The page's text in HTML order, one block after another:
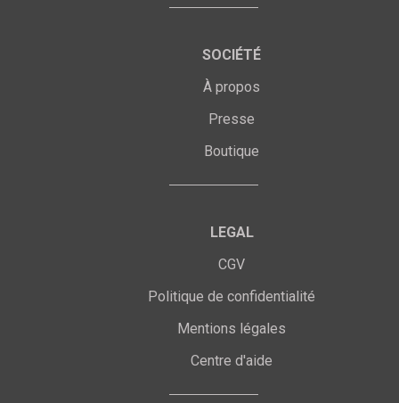
SOCIÉTÉ
À propos
Presse
Boutique
LEGAL
CGV
Politique de confidentialité
Mentions légales
Centre d'aide